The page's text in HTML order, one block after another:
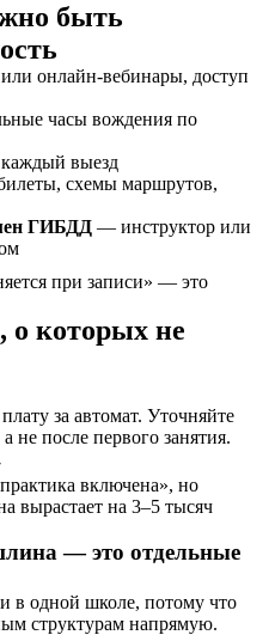
быть
онлайн-вебинары, доступ
часы вождения по
выезд
схемы маршрутов,
ГИБДД — инструктор или
при записи» — это
о которых не
за автомат. Уточняйте
не после первого занятия.
включена», но
вырастает на 3–5 тысяч
— это отдельные
в одной школе, потому что
структурам напрямую.
и
и
курс,
в